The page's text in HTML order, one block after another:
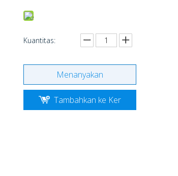
Kuantitas:
Menanyakan
Tambahkan ke Ker